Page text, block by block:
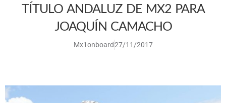
TÍTULO ANDALUZ DE MX2 PARA
JOAQUÍN CAMACHO
Mx1onboard27/11/2017